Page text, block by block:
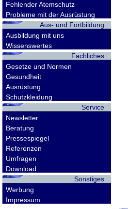
Fehlender Atemschutz
Probleme mit der Ausrüstung
Aus- und Fortbildung
Ausbildung mit uns
Wissenswertes
Fachliches
Gesetze und Normen
Gesundheit
Ausrüstung
Schutzkleidung
Service
Newsletter
Beratung
Pressespiegel
Referenzen
Umfragen
Download
Sonstiges
Werbung
Impressum